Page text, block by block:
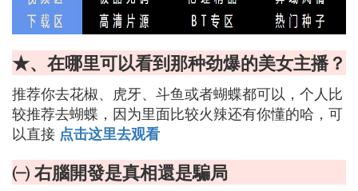
★、在哪里可以看到那种劲爆的美女主播？
推荐你去花椒、虎牙、斗鱼或者蝴蝶都可以，个人比
较推荐去蝴蝶，因为里面比较火辣还有你懂的哈，可
以直接 点击这里去观看
㈠ 右腦開發是真相還是騙局